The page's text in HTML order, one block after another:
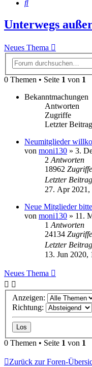
Suche
Unterwegs
Neues Thema
0 Themen • Seite 1 von 1
Bekanntmachungen
Antworten
Zugriffe
Letzter Beitrag
Neumitglieder
von moni130 » 3.
2 Antworten
18962 Zugriffe
Letzter Beitrag
27. Apr 2021,
Neue Mitglieder
von moni130 » 11.
1 Antworten
24134 Zugriffe
Letzter Beitrag
13. Jun 2020,
Neues Thema
Anzeigen:
Richtung:
0 Themen • Seite 1 von 1
Zurück zur Foren-